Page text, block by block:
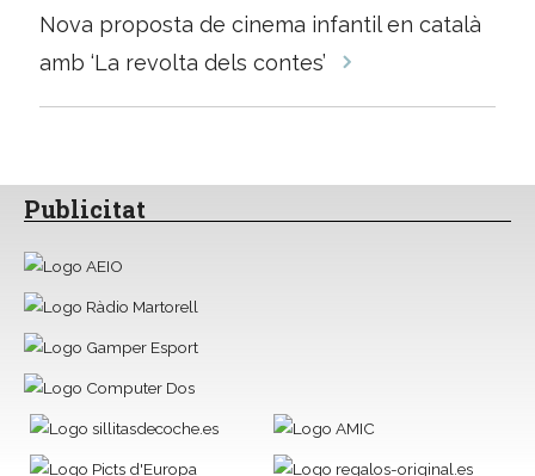
entrades
Nova proposta de cinema infantil en català
amb ‘La revolta dels contes’
Publicitat